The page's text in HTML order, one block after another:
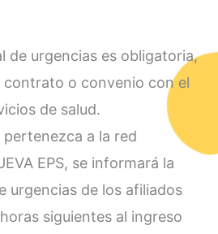
de urgencias es obligatoria,
contrato o convenio con el
de salud.
pertenezca a la red
EPS, se informará la
urgencias de los afiliados
siguientes al ingreso